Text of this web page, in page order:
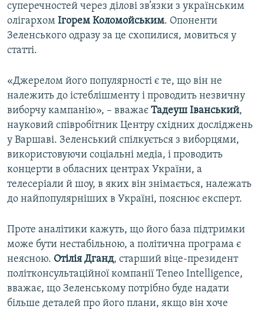
суперечностей через ділові зв’язки з українським
олігархом Ігорем Коломойським. Опоненти
Зеленського одразу за це схопилися, мовиться у
статті.
«Джерелом його популярності є те, що він не
належить до істеблішменту і проводить незвичну
виборчу кампанію», – вважає Тадеуш Іванський,
науковий співробітник Центру східних досліджень
у Варшаві. Зеленський спілкується з виборцями,
використовуючи соціальні медіа, і проводить
концерти в обласних центрах України, а
телесеріали й шоу, в яких він знімається, належать
до найпопулярніших в Україні, пояснює експерт.
Проте аналітики кажуть, що його база підтримки
може бути нестабільною, а політична програма є
неясною. Отілія Дганд, старший віце-президент
політконсультаційної компанії Teneo Intelligence,
вважає, що Зеленському потрібно буде надати
більше деталей про його плани, якщо він хоче